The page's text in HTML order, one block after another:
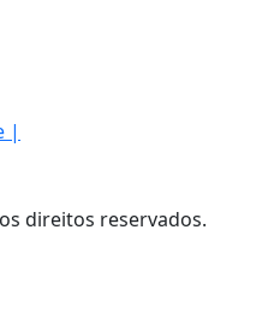
|
direitos reservados.